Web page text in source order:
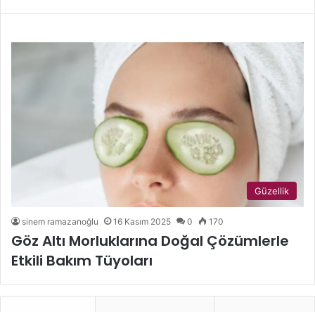
Güzellik
sinem ramazanoğlu 16 Kasım 2025 0 170
Göz Altı Morluklarına Doğal Çözümlerle
Etkili Bakım Tüyoları